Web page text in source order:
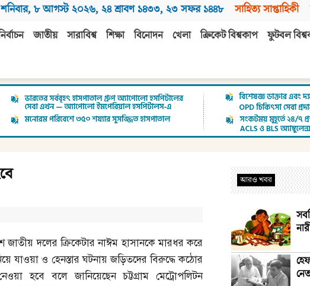
শনিবার, ৮ আগস্ট ২০২৬, ২৪ শ্রাবণ ১৪৩৩, ২৩ সফর ১৪৪৮ সাহিত্য সাপ্তাহিকী
জাতীয় সারাবিশ্ব শিক্ষা বিনোদন খেলা ক্রিকেট বিশ্বকাপ ফুটবল
জাতীয় দলের ক্রিকেটার নাঈম হাসানকে মারধর করে
যাওয়া ও হেনস্তার ঘটনায় জড়িতদের বিরুদ্ধে কঠোর
হবে বলে জানিয়েছেন চট্টগ্রাম মেট্রোপলিটন
আরও খবর